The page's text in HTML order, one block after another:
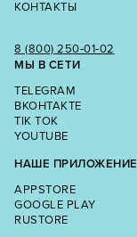
КОНТАКТЫ
8 (800) 250‑01‑02
МЫ В СЕТИ
TELEGRAM
ВКОНТАКТЕ
TIK TOK
YOUTUBE
НАШЕ ПРИЛОЖЕНИЕ
APPSTORE
GOOGLE PLAY
RUSTORE